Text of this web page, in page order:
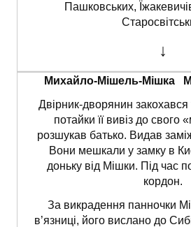
Пашковських,
↓
Михайло-Мішель-Мішка
Двірник-дворянин
потайки її вивіз до
розшукав батько. Видав
Вони мешкали у замку в
доньку від Мішки. Під час
кордон.
За викрадення панночки
в’язниці, його вислано до